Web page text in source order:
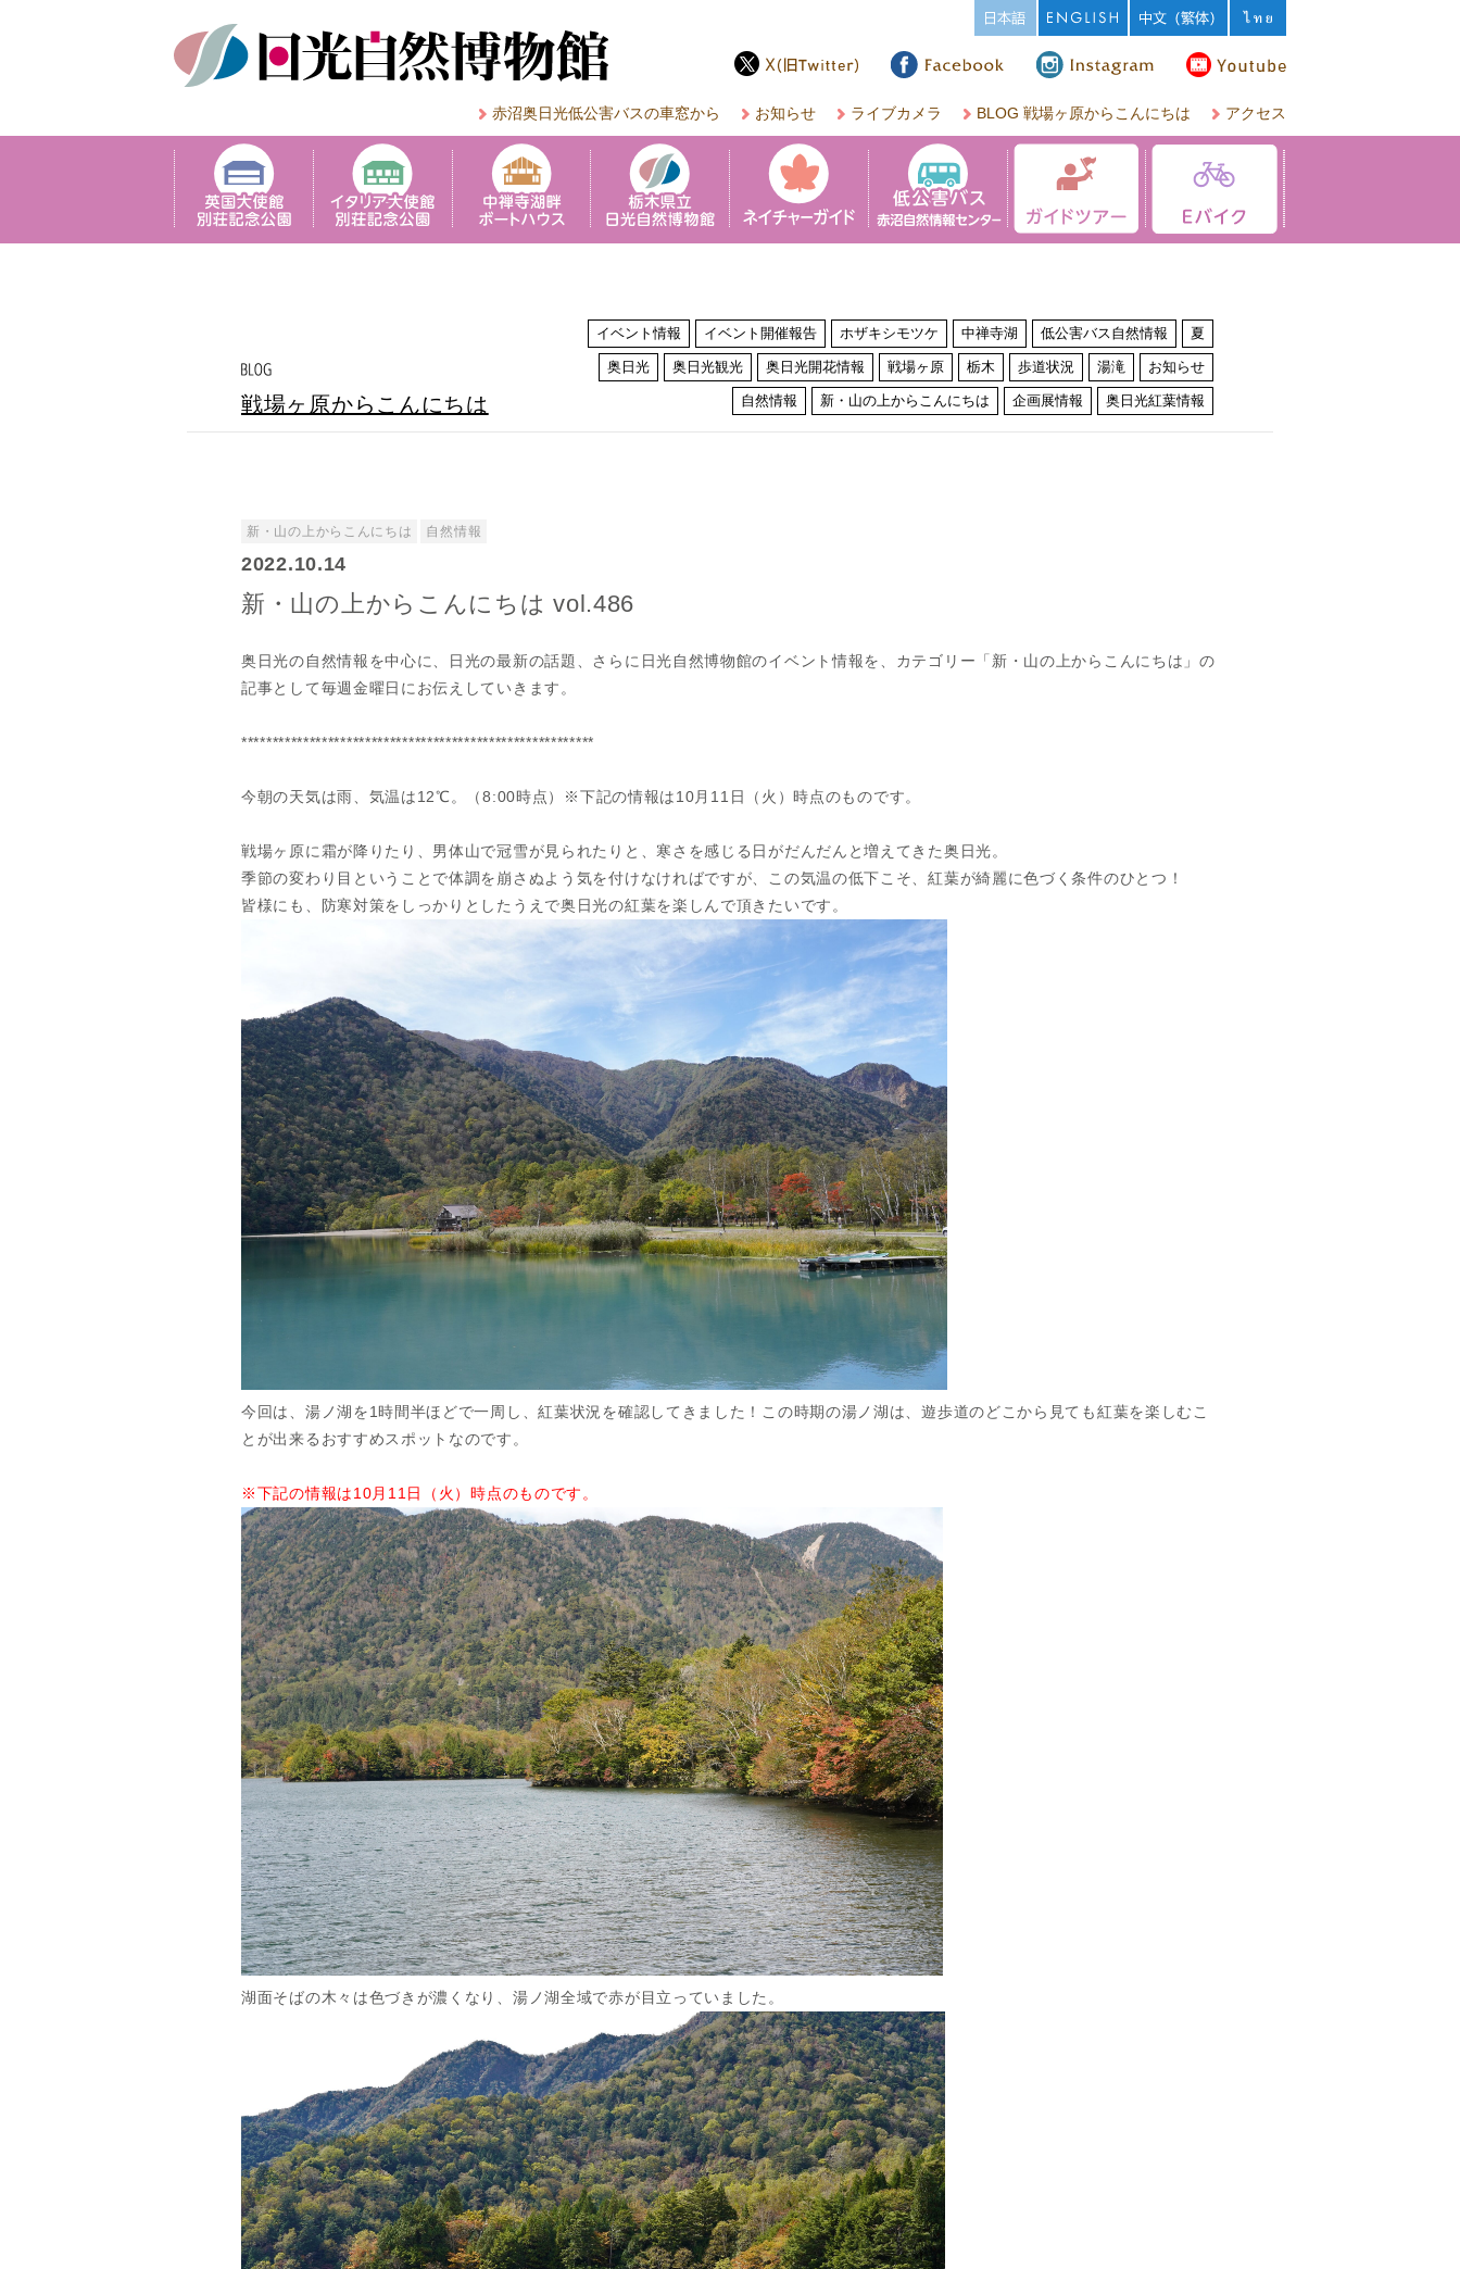
赤沼奥日光低公害バスの車窓から お知らせ ライブカメラ BLOG 戦場ヶ原からこんにちは アクセス
戦場ヶ原からこんにちは
イベント情報 イベント開催報告 ホザキシモツケ 中禅寺湖 低公害バス自然情報 夏
奥日光 奥日光観光 奥日光開花情報 戦場ヶ原 栃木 歩道状況 湯滝 お知らせ
自然情報 新・山の上からこんにちは 企画展情報 奥日光紅葉情報
新・山の上からこんにちは 自然情報
2022.10.14
新・山の上からこんにちは vol.486
奥日光の自然情報を中心に、日光の最新の話題、さらに日光自然博物館のイベント情報を、カテゴリー「新・山の上からこんにちは」の
記事として毎週金曜日にお伝えしていきます。
*********************************************************
今朝の天気は雨、気温は12℃。（8:00時点）※下記の情報は10月11日（火）時点のものです。
戦場ヶ原に霜が降りたり、男体山で冠雪が見られたりと、寒さを感じる日がだんだんと増えてきた奥日光。
季節の変わり目ということで体調を崩さぬよう気を付けなければですが、この気温の低下こそ、紅葉が綺麗に色づく条件のひとつ！
皆様にも、防寒対策をしっかりとしたうえで奥日光の紅葉を楽しんで頂きたいです。
今回は、湯ノ湖を1時間半ほどで一周し、紅葉状況を確認してきました！この時期の湯ノ湖は、遊歩道のどこから見ても紅葉を楽しむこ
とが出来るおすすめスポットなのです。
※下記の情報は10月11日（火）時点のものです。
湖面そばの木々は色づきが濃くなり、湯ノ湖全域で赤が目立っていました。